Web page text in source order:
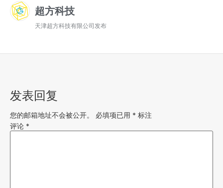
超方科技
天津超方科技有限公司发布
发表回复
您的邮箱地址不会被公开。 必填项已用 * 标注
评论 *